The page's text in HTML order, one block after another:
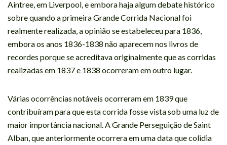
Aintree, em Liverpool, e embora haja algum debate histórico
sobre quando a primeira Grande Corrida Nacional foi
realmente realizada, a opinião se estabeleceu para 1836,
embora os anos 1836-1838 não aparecem nos livros de
recordes porque se acreditava originalmente que as corridas
realizadas em 1837 e 1838 ocorreram em outro lugar.
Várias ocorrências notáveis ocorreram em 1839 que
contribuíram para que esta corrida fosse vista sob uma luz de
maior importância nacional. A Grande Perseguição de Saint
Alban, que anteriormente ocorrera em uma data que colidia